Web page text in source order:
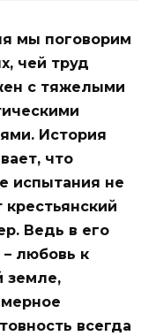
мы поговорим
чей труд
с тяжелыми
История
что
испытания не
крестьянский
Ведь в его
– любовь к
земле,
всегда